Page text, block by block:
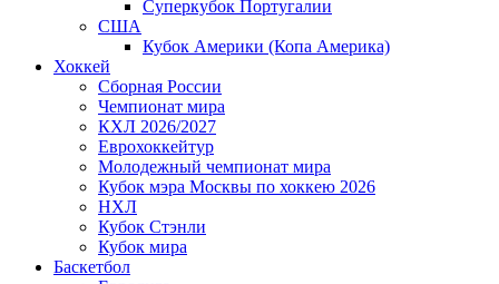
Суперкубок Португалии
США
Кубок Америки (Копа Америка)
Хоккей
Сборная России
Чемпионат мира
КХЛ 2026/2027
Еврохоккейтур
Молодежный чемпионат мира
Кубок мэра Москвы по хоккею 2026
НХЛ
Кубок Стэнли
Кубок мира
Баскетбол